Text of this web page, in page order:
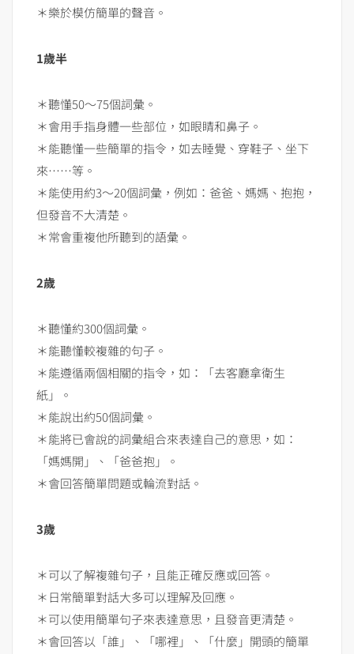
＊樂於模仿簡單的聲音。
1歲半
＊聽懂50～75個詞彙。
＊會用手指身體一些部位，如眼睛和鼻子。
＊能聽懂一些簡單的指令，如去睡覺、穿鞋子、坐下
來……等。
＊能使用約3～20個詞彙，例如：爸爸、媽媽、抱抱，
但發音不大清楚。
＊常會重複他所聽到的語彙。
2歲
＊聽懂約300個詞彙。
＊能聽懂較複雜的句子。
＊能遵循兩個相關的指令，如：「去客廳拿衛生
紙」。
＊能說出約50個詞彙。
＊能將已會說的詞彙組合來表達自己的意思，如：
「媽媽開」、「爸爸抱」。
＊會回答簡單問題或輪流對話。
3歲
＊可以了解複雜句子，且能正確反應或回答。
＊日常簡單對話大多可以理解及回應。
＊可以使用簡單句子來表達意思，且發音更清楚。
＊會回答以「誰」、「哪裡」、「什麼」開頭的簡單